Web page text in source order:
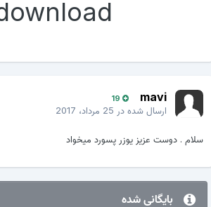
download
mavi
19
ارسال شده در25 مرداد، 2017
سلام . دوست عزیز یوزر پسورد میخواد
بایگانی شده